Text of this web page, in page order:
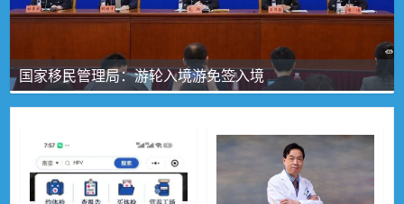
国家移民管理局：游轮入境游免签入境